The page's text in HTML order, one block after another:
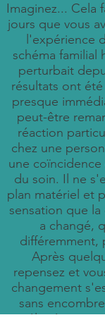
Imaginez... Cela
jours que vous
l'expérience
schéma familial
perturbait
résultats ont
presque
peut-être
réaction
chez une
une
du soin. Il ne
plan matériel et
sensation que
a changé,
différemment,
Après
repensez et
changement
sans
améliorée pour